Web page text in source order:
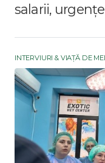
salarii,
INTERVIURI & VIAȚĂ DE